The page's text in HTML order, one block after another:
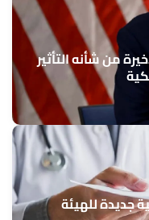
من شأنه التأثير
جديدة للهيئة